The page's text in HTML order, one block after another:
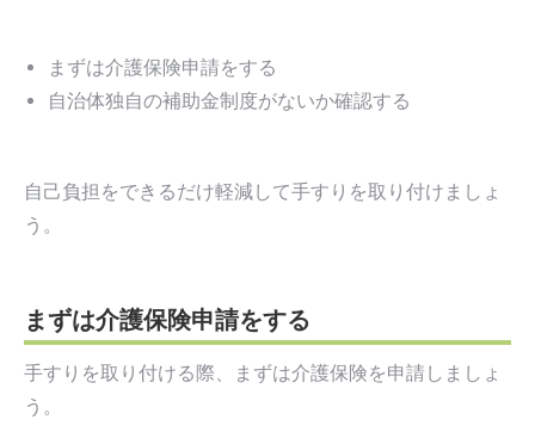
まずは介護保険申請をする
自治体独自の補助金制度がないか確認する
自己負担をできるだけ軽減して手すりを取り付けましょ
う。
まずは介護保険申請をする
手すりを取り付ける際、まずは介護保険を申請しましょ
う。